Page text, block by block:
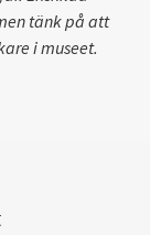
tänk på att
i museet.